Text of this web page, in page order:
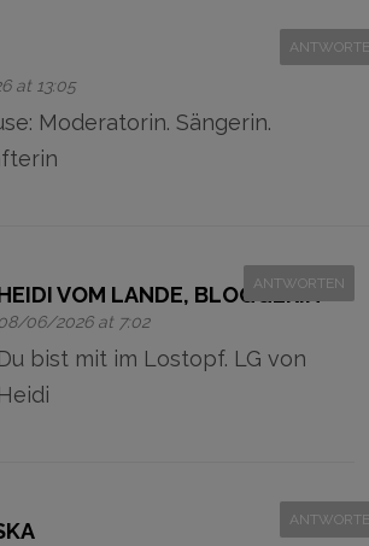
at 13:05
Moderatorin. Sängerin.
VOM LANDE, BLOGGERIN
08/06/2026 at 7:02
ANTWORTEN
Du bist mit im Lostopf. LG von
Heidi